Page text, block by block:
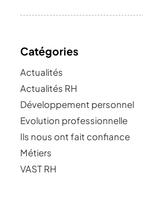
Catégories
Actualités
Actualités RH
Développement personnel
Evolution professionnelle
Ils nous ont fait confiance
Métiers
VAST RH